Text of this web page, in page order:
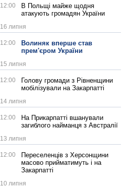
12:00
В Польщі майже щодня
атакують громадян України
16 липня
12:00
Волиняк вперше став
прем'єром України
15 липня
12:00
Голову громади з Рівненщини
мобілізували на Закарпатті
14 липня
12:00
На Прикарпатті вшанували
загиблого найманця з Австралії
13 липня
12:00
Переселенців з Херсонщини
масово прийматимуть і на
Закарпатті
10 липня